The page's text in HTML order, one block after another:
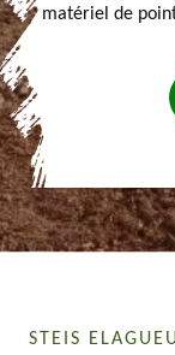
matériel de
STEIS